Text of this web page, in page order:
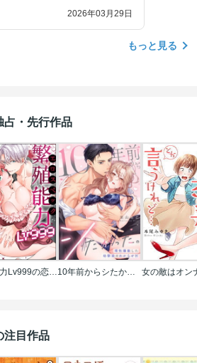
2026年03月29日
もっと見る
占・先行作品
繁殖能力Lv999の恋愛事情 ―幼なじみ候爵令息とのウブあま新婚生活―（単話版）
注目作品